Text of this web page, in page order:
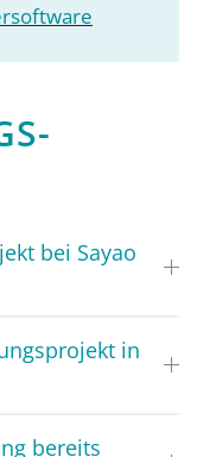
bei Sayao
in
bereits